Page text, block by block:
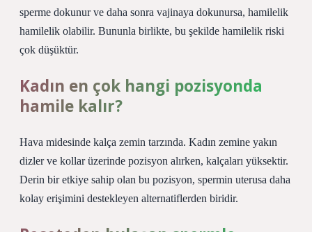
sperme dokunur ve daha sonra vajinaya dokunursa, hamilelik
hamilelik olabilir. Bununla birlikte, bu şekilde hamilelik riski
çok düşüktür.
Kadın en çok hangi pozisyonda
hamile kalır?
Hava midesinde kalça zemin tarzında. Kadın zemine yakın
dizler ve kollar üzerinde pozisyon alırken, kalçaları yüksektir.
Derin bir etkiye sahip olan bu pozisyon, spermin uterusa daha
kolay erişimini destekleyen alternatiflerden biridir.